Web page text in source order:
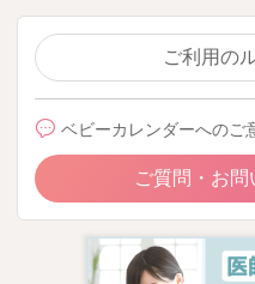
ご利用の
ベビーカレンダーへのご
ご質問・お